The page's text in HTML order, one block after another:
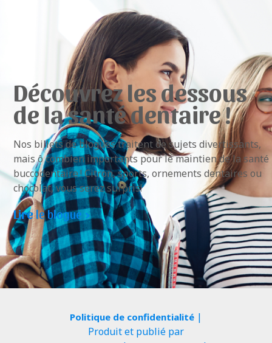
Découvrez les dessous
de la santé dentaire !
Nos billets de blogues traitent de sujets divertissants,
mais ô combien importants pour le maintien de la santé
buccodentaire ! Citron, sports, ornements dentaires ou
chocolat, vous serez surpris!
Lirele blogue >
Politique de confidentialité|
Produit et publié par